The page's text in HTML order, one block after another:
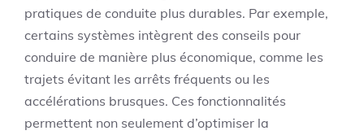
pratiques de conduite plus durables. Par exemple,
certains systèmes intègrent des conseils pour
conduire de manière plus économique, comme les
trajets évitant les arrêts fréquents ou les
accélérations brusques. Ces fonctionnalités
permettent non seulement d’optimiser la